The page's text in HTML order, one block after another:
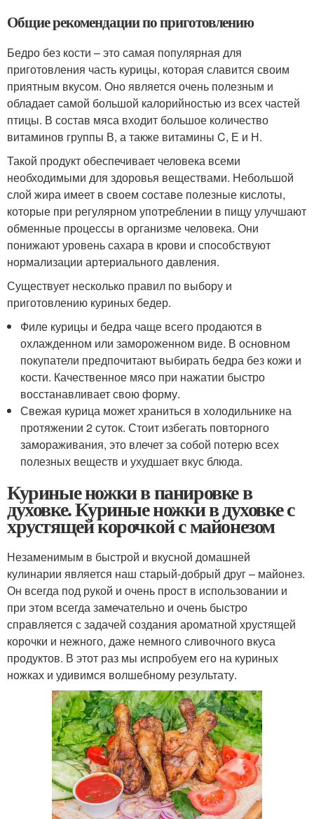
Общие рекомендации по приготовлению
Бедро без кости – это самая популярная для
приготовления часть курицы, которая славится своим
приятным вкусом. Оно является очень полезным и
обладает самой большой калорийностью из всех частей
птицы. В состав мяса входит большое количество
витаминов группы В, а также витамины C, Е и Н.
Такой продукт обеспечивает человека всеми
необходимыми для здоровья веществами. Небольшой
слой жира имеет в своем составе полезные кислоты,
которые при регулярном употреблении в пищу улучшают
обменные процессы в организме человека. Они
понижают уровень сахара в крови и способствуют
нормализации артериального давления.
Существует несколько правил по выбору и
приготовлению куриных бедер.
Филе курицы и бедра чаще всего продаются в
охлажденном или замороженном виде. В основном
покупатели предпочитают выбирать бедра без кожи и
кости. Качественное мясо при нажатии быстро
восстанавливает свою форму.
Свежая курица может храниться в холодильнике на
протяжении 2 суток. Стоит избегать повторного
замораживания, это влечет за собой потерю всех
полезных веществ и ухудшает вкус блюда.
Куриные ножки в панировке в
духовке. Куриные ножки в духовке с
хрустящей корочкой с майонезом
Незаменимым в быстрой и вкусной домашней
кулинарии является наш старый-добрый друг – майонез.
Он всегда под рукой и очень прост в использовании и
при этом всегда замечательно и очень быстро
справляется с задачей создания ароматной хрустящей
корочки и нежного, даже немного сливочного вкуса
продуктов. В этот раз мы испробуем его на куриных
ножках и удивимся волшебному результату.